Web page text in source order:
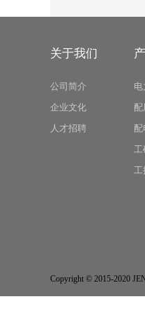
关于我们
公司简介
企业文化
人才招聘
工
工
Copyright © 2015-2020